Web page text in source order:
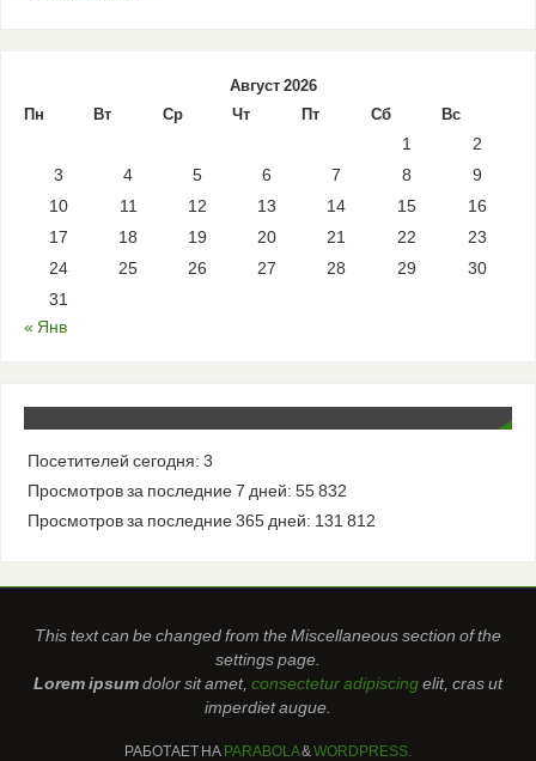
Август 2026
Пн
Вт Ср Чт Пт Сб Вс
1
2
3
4 5 6 7 8
9
10
11 12 13 14 15
16
17
18 19 20 21 22
23
24
25 26 27 28 29
30
31
« Янв
Посетителей сегодня: 3
Просмотров за последние 7 дней: 55 832
Просмотров за последние 365 дней: 131 812
This text can be changed from the Miscellaneous section of the
settings page.
Lorem ipsumdolor sit amet, consectetur adipiscingelit, cras ut
imperdiet augue.
РАБОТАЕТ НА PARABOLA&WORDPRESS.